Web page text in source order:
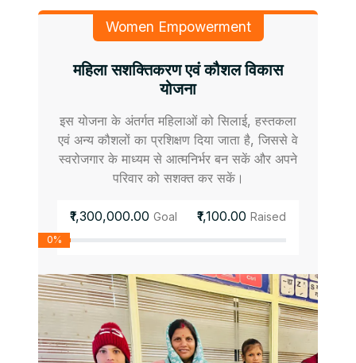
Women Empowerment
महिला सशक्तिकरण एवं कौशल विकास
योजना
इस योजना के अंतर्गत महिलाओं को सिलाई, हस्तकला
एवं अन्य कौशलों का प्रशिक्षण दिया जाता है, जिससे वे
स्वरोजगार के माध्यम से आत्मनिर्भर बन सकें और अपने
परिवार को सशक्त कर सकें।
₹1,300,000.00 Goal ₹1,100.00 Raised
0%